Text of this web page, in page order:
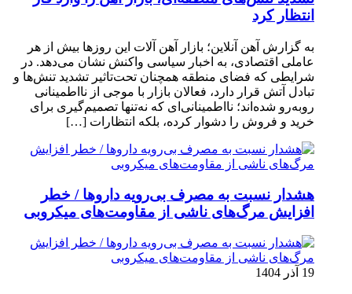
انتظار کرد
به گزارش آهن آنلاین؛ بازار آهن آلات این روزها بیش از هر
عاملی اقتصادی، به اخبار سیاسی واکنش نشان می‌دهد. در
شرایطی که فضای منطقه همچنان تحت‌تاثیر تشدید تنش‌ها و
تبادل آتش قرار دارد، فعالان بازار با موجی از نااطمینانی
روبه‌رو شده‌اند؛ نااطمینانی‌ای که نه‌تنها تصمیم‌گیری برای
خرید و فروش را دشوار کرده، بلکه انتظارات […]
هشدار نسبت به مصرف بی‌رویه داروها / خطر
افزایش مرگ‌های ناشی از مقاومت‌های میکروبی
19 آذر 1404